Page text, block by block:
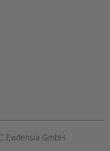
Evidensia GmbH